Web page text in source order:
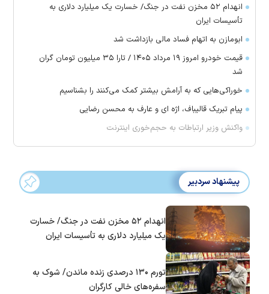
انهدام ۵۲ مخزن نفت در جنگ/ خسارت یک میلیارد دلاری به
تأسیسات ایران
ابومازن به اتهام فساد مالی بازداشت شد
قیمت خودرو امروز ۱۹ مرداد ۱۴۰۵ / تارا ۳۵ میلیون تومان گران
شد
خوراکی‌هایی که به آرامش بیشتر کمک می‌کنند را بشناسیم
پیام تبریک قالیباف، اژه ای و عارف به محسن رضایی
واکنش وزیر ارتباطات به حجم‌خوری اینترنت
پیشنهاد سردبیر
انهدام ۵۲ مخزن نفت در جنگ/ خسارت
یک میلیارد دلاری به تأسیسات ایران
تورم ۱۳۰ درصدی زنده ماندن/ شوک به
سفره‌های خالی کارگران